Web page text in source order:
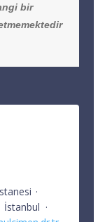
bir
·
İstanbul ·